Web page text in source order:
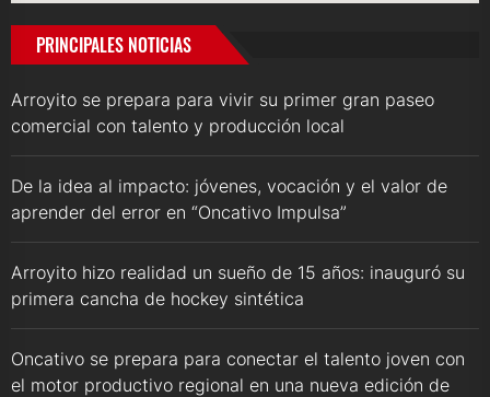
PRINCIPALES NOTICIAS
Arroyito se prepara para vivir su primer gran paseo
comercial con talento y producción local
De la idea al impacto: jóvenes, vocación y el valor de
aprender del error en “Oncativo Impulsa”
Arroyito hizo realidad un sueño de 15 años: inauguró su
primera cancha de hockey sintética
Oncativo se prepara para conectar el talento joven con
el motor productivo regional en una nueva edición de